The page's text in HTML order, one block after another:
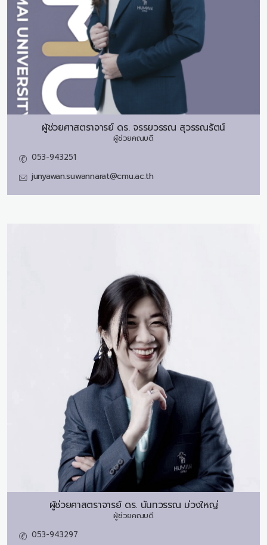
ผู้ช่วยศาสตราจารย์ ดร. จรรยวรรณ สุวรรณรัตน์
ผู้ช่วยคณบดี
053-943251
junyawan.suwannarat@cmu.ac.th
ผู้ช่วยศาสตราจารย์ ดร. นันทวรรณ ม่วงใหญ่
ผู้ช่วยคณบดี
053-943297